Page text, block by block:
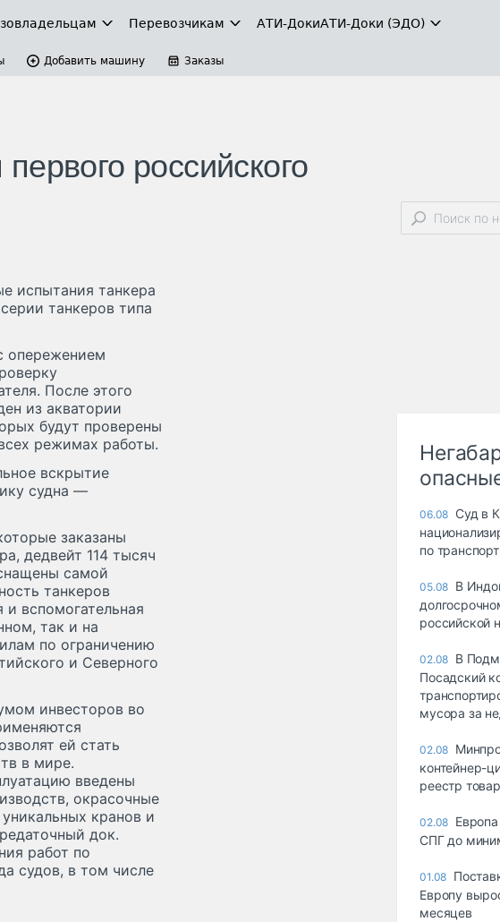
Перевозчикам АТИ-ДокиАТИ-Доки (ЭДО)
Добавить машину Заказы
российского
испытания танкера
танкеров типа
опережением
После этого
из акватории
будут проверены
режимах работы.
вскрытие
судна —
заказаны
дедвейт 114 тысяч
самой
танкеров
вспомогательная
так и на
по ограничению
и Северного
инвесторов во
ей стать
в мире.
введены
окрасочные
кранов и
док.
работ по
судов, в том числе
06.08 Суд в
по
05.08 В
российской
02.08 В
Посадский
мусора за
02.08
контейнер-
реестр
02.08
СПГ до
01.08
Европу
месяцев